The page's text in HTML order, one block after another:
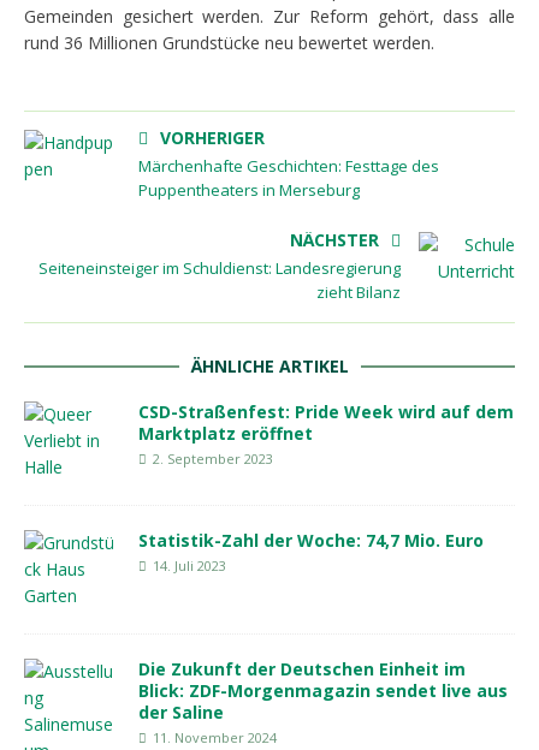
Gemeinden gesichert werden. Zur Reform gehört, dass alle
rund 36 Millionen Grundstücke neu bewertet werden.
VORHERIGER
Märchenhafte Geschichten: Festtage des
Puppentheaters in Merseburg
NÄCHSTER
Seiteneinsteiger im Schuldienst: Landesregierung
zieht Bilanz
ÄHNLICHE ARTIKEL
CSD-Straßenfest: Pride Week wird auf dem
Marktplatz eröffnet
2. September 2023
Statistik-Zahl der Woche: 74,7 Mio. Euro
14. Juli 2023
Die Zukunft der Deutschen Einheit im
Blick: ZDF-Morgenmagazin sendet live aus
der Saline
11. November 2024